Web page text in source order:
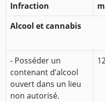
Infraction
Alcool et cannabis
- Posséder un
contenant d’alcool
ouvert dans un lieu
non autorisé.